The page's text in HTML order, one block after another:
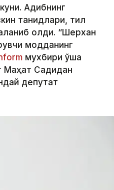
Адибнинг
танқидлари, тил
қолди. “Шерхан
модданинг
мухбири ўша
Садиқдан
депутат